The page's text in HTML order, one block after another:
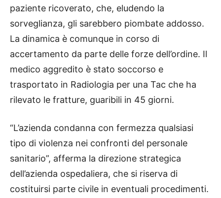
paziente ricoverato, che, eludendo la
sorveglianza, gli sarebbero piombate addosso.
La dinamica è comunque in corso di
accertamento da parte delle forze dell’ordine. Il
medico aggredito è stato soccorso e
trasportato in Radiologia per una Tac che ha
rilevato le fratture, guaribili in 45 giorni.
“L’azienda condanna con fermezza qualsiasi
tipo di violenza nei confronti del personale
sanitario”, afferma la direzione strategica
dell’azienda ospedaliera, che si riserva di
costituirsi parte civile in eventuali procedimenti.